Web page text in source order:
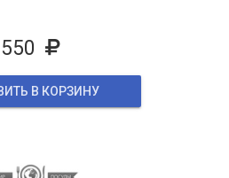
550
В КОРЗИНУ